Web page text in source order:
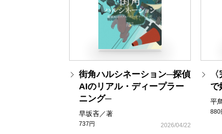
街角ハルシネーション─探偵
AIのリアル・ディープラー
ニング─
早坂吝／著
737円 2026/04/22
で
平
880